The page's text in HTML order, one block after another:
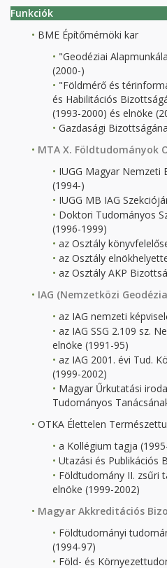
Funkciók
BME Építőmérnöki kar
"Geodéziai
(2000-)
"Földmérő és
és Habilitációs
(1993-2000) és elnöke
Gazdasági
MTA X. Földtudományok
IUGG Magyar Nemzeti
(1994-)
IUGG MB IAG
Doktori Tudományos
(1996-1999)
az Osztály
az Osztály
az Osztály AKP
IAG (Nemzetközi
az IAG nemzeti
az IAG SSG 2.109 sz.
elnöke (1991-95)
az IAG 2001. évi Tud.
(1999-2002)
Magyar Űrkutatási
Tudományos
OTKA Élettelen
a Kollégium tagja
Utazási és Publikációs
Földtudomány II. zsűri
elnöke (1999-2002)
Magyar Akkreditációs
Földtudományi
(1994-97)
Föld- és